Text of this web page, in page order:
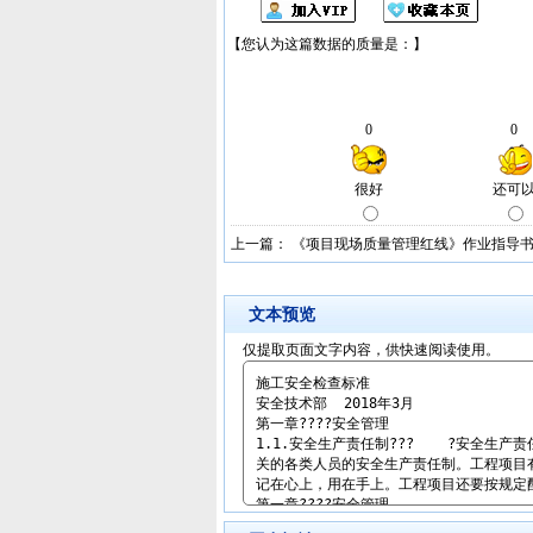
上一篇： 《项目现场质量管理红线》作业指导
文本预览
仅提取页面文字内容，供快速阅读使用。